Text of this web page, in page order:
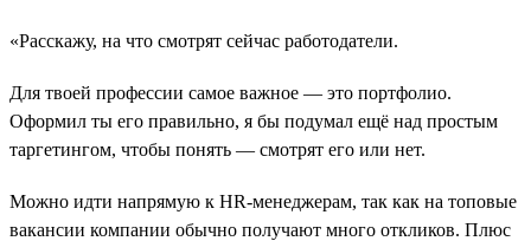
«Расскажу, на что смотрят сейчас работодатели.
Для твоей профессии самое важное ― это портфолио.
Оформил ты его правильно, я бы подумал ещё над простым
таргетингом, чтобы понять ― смотрят его или нет.
Можно идти напрямую к HR-менеджерам, так как на топовые
вакансии компании обычно получают много откликов. Плюс